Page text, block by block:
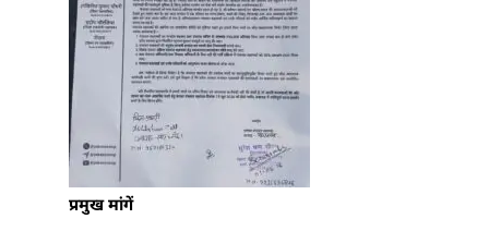
प्रमुख मांगें